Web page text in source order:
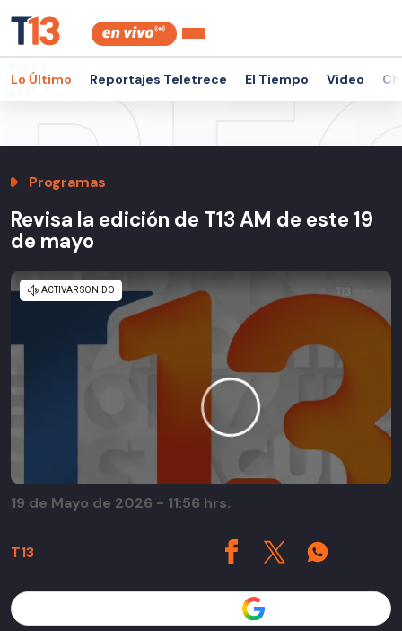
Lo Último Reportajes Teletrece El Tiempo Video
Programas
Revisa la edición de T13 AM de este 19
de mayo
T13
19 de Mayo de 2026 - 11:56 hrs.